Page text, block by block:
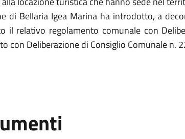
di Bellaria Igea Marina ha introdotto, a
il relativo regolamento comunale con
con Deliberazione di Consiglio Comunale n.